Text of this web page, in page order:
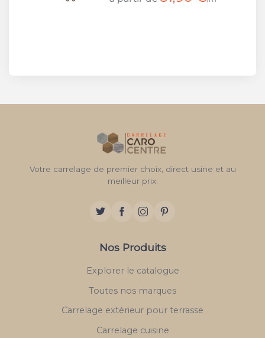
Votre carrelage de premier choix, direct usine et au
meilleur prix.
Nos Produits
Explorer le catalogue
Toutes nos marques
Carrelage extérieur pour terrasse
Carrelage cuisine